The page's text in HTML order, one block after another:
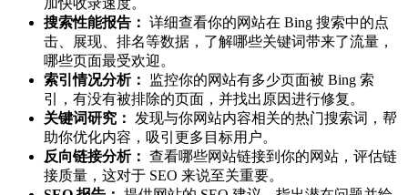
加快收录速度。
搜索性能报告： 详细查看你的网站在 Bing 搜索中的点
击、展现、排名等数据，了解哪些关键词带来了流量，
哪些页面最受欢迎。
索引情况分析：
监控你的网站有多少页面被 Bing 索
引，有没有被排除的页面，并找出原因进行修复。
关键词研究：
发现与你网站内容相关的热门搜索词，帮
助你优化内容，吸引更多目标用户。
反向链接分析： 查看哪些网站链接到你的网站，评估链
接质量，这对于 SEO 来说至关重要。